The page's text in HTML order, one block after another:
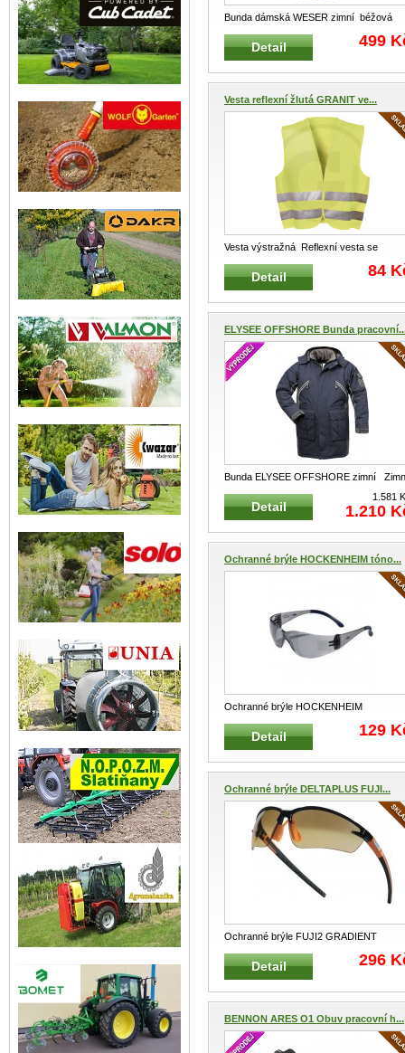
Bunda dámská WESER zimní béžová
Dámská zateplená a paropropustná bun
Detail 499
Vesta reflexní žlutá GRANIT ve...
Vesta výstražná Reflexní vesta se
suchým zipem a reflexními pruhy...
Detail 84
ELYSEE OFFSHORE Bunda
Bunda ELYSEE OFFSHORE zimní
zateplená dlouhá bunda s kapucí
...
Detail
1.581
1.210
Ochranné brýle HOCKENHEIM tóno...
Ochranné brýle HOCKENHEIM
HOCKENHEIM 2012011 Otevřené lehké
ochra...
Detail 129
Ochranné brýle DELTAPLUS FUJI...
Ochranné brýle FUJI2 GRADIENT
oranžové Otevřené lehké ochranné brýl
...
Detail 296
BENNON ARES O1 Obuv pracovní h...